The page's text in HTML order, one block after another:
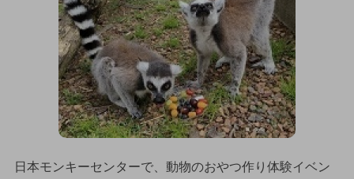
日本モンキーセンターで、動物のおやつ作り体験イベン